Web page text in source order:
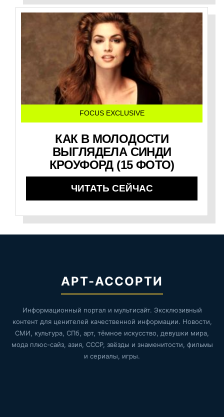
FOCUS EXCLUSIVE
КАК В МОЛОДОСТИ
ВЫГЛЯДЕЛА СИНДИ
КРОУФОРД (15 ФОТО)
ЧИТАТЬ СЕЙЧАС
АРТ-АССОРТИ
Информационный портал и мультисайт. Эксклюзивный
контент для ценителей качественной информации. Новости,
СМИ, культура, СПб, арт, тёмное искусство, девушки мира,
мода плюс-сайз, азия, СССР, звёзды и знаменитости, фильмы
и сериалы, игры.